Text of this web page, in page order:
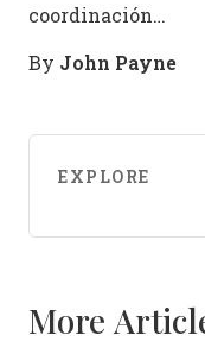
coordinación…
By John Payne
EXPLORE
More